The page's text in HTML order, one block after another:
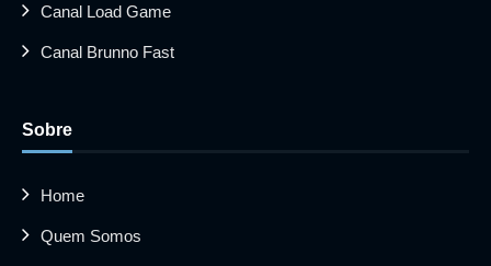
Canal Load Game
Canal Brunno Fast
Sobre
Home
Quem Somos